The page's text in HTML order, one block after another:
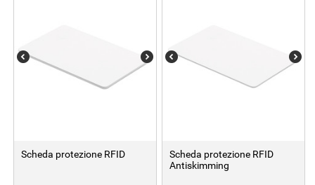
Scheda protezione RFID
Scheda protezione RFID
Antiskimming